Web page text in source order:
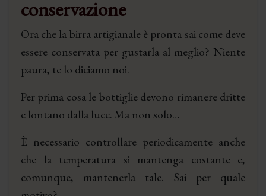
conservazione
Ora che la birra artigianale è pronta sai come deve
essere conservata per gustarla al meglio? Niente
paura, te lo diciamo noi.
Per prima cosa le bottiglie devono rimanere dritte
e lontano dalla luce. Ma non solo…
È necessario controllare periodicamente anche
che la temperatura si mantenga costante e,
comunque, mantenerla tale. Sai per quale